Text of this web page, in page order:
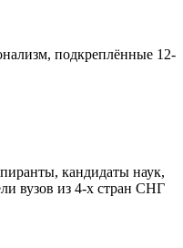
подкреплённые 12-
кандидаты наук,
вузов из 4-х стран СНГ